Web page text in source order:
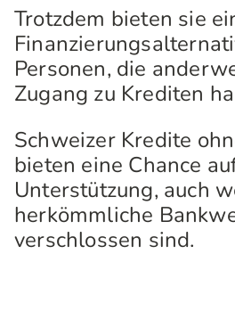
Trotzdem bieten sie
Personen, die
Zugang zu Krediten
Schweizer Kredite
bieten eine Chance
Unterstützung, auch
herkömmliche
verschlossen sind.